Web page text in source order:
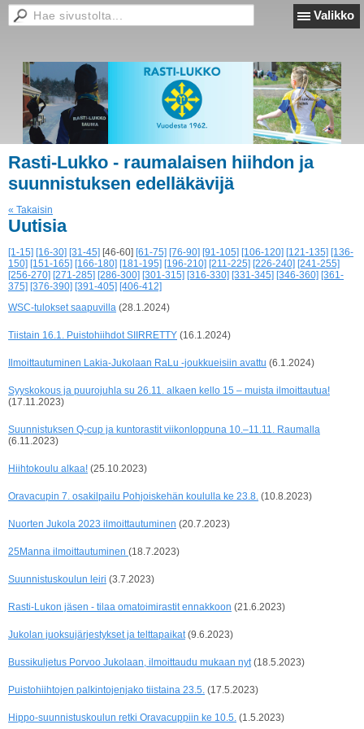
Valikko
Rasti-Lukko - raumalaisen hiihdon ja
suunnistuksen edelläkävijä
« Takaisin
Uutisia
[1-15] [16-30] [31-45] [46-60] [61-75] [76-90] [91-105] [106-120] [121-135] [136-
150] [151-165] [166-180] [181-195] [196-210] [211-225] [226-240] [241-255]
[256-270] [271-285] [286-300] [301-315] [316-330] [331-345] [346-360] [361-
375] [376-390] [391-405] [406-412]
WSC-tulokset saapuvilla (28.1.2024)
Tiistain 16.1. Puistohiihdot SIIRRETTY (16.1.2024)
Ilmoittautuminen Lakia-Jukolaan RaLu -joukkueisiin avattu (6.1.2024)
Syyskokous ja puurojuhla su 26.11. alkaen kello 15 – muista ilmoittautua!
(17.11.2023)
Suunnistuksen Q-cup ja kuntorastit viikonloppuna 10.–11.11. Raumalla
(6.11.2023)
Hiihtokoulu alkaa! (25.10.2023)
Oravacupin 7. osakilpailu Pohjoiskehän koululla ke 23.8. (10.8.2023)
Nuorten Jukola 2023 ilmoittautuminen (20.7.2023)
25Manna ilmoittautuminen (18.7.2023)
Suunnistuskoulun leiri (3.7.2023)
Rasti-Lukon jäsen - tilaa omatoimirastit ennakkoon (21.6.2023)
Jukolan juoksujärjestykset ja telttapaikat (9.6.2023)
Bussikuljetus Porvoo Jukolaan, ilmoittaudu mukaan nyt (18.5.2023)
Puistohiihtojen palkintojenjako tiistaina 23.5. (17.5.2023)
Hippo-suunnistuskoulun retki Oravacuppiin ke 10.5. (1.5.2023)